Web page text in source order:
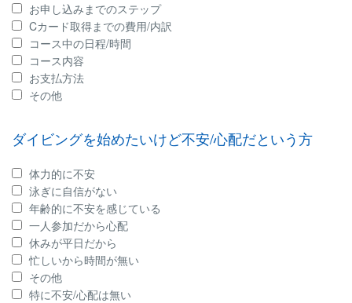
お申し込みまでのステップ
Cカード取得までの費用/内訳
コース中の日程/時間
コース内容
お支払方法
その他
ダイビングを始めたいけど不安/心配だという方
体力的に不安
泳ぎに自信がない
年齢的に不安を感じている
一人参加だから心配
休みが平日だから
忙しいから時間が無い
その他
特に不安/心配は無い